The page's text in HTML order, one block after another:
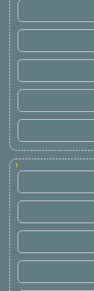
!